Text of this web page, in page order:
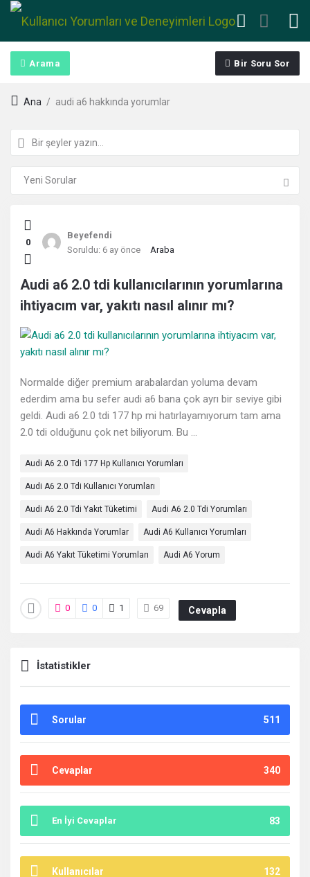
Arama Bir Soru Sor
Ana / audi a6 hakkında yorumlar
Kullanıcı
Yorumları
ve
Deneyimleri
En
Sorular
0
Beyefendi
Soruldu: 6 ay önce Araba
Audi a6 2.0 tdi kullanıcılarının yorumlarına
ihtiyacım var, yakıtı nasıl alınır mı?
Normalde diğer premium arabalardan yoluma devam
ederdim ama bu sefer audi a6 bana çok ayrı bir seviye gibi
geldi. Audi a6 2.0 tdi 177 hp mi hatırlayamıyorum tam ama
2.0 tdi olduğunu çok net biliyorum. Bu ...
Audi A6 2.0 Tdi 177 Hp Kullanıcı Yorumları
Audi A6 2.0 Tdi Kullanıcı Yorumları
Audi A6 2.0 Tdi Yakıt Tüketimi Audi A6 2.0 Tdi Yorumları
Audi A6 Hakkında Yorumlar Audi A6 Kullanıcı Yorumları
Audi A6 Yakıt Tüketimi Yorumları Audi A6 Yorum
0 0 1 69 Cevapla
İstatistikler
Sorular 511
Cevaplar 340
En İyi Cevaplar 83
Kullanıcılar 132